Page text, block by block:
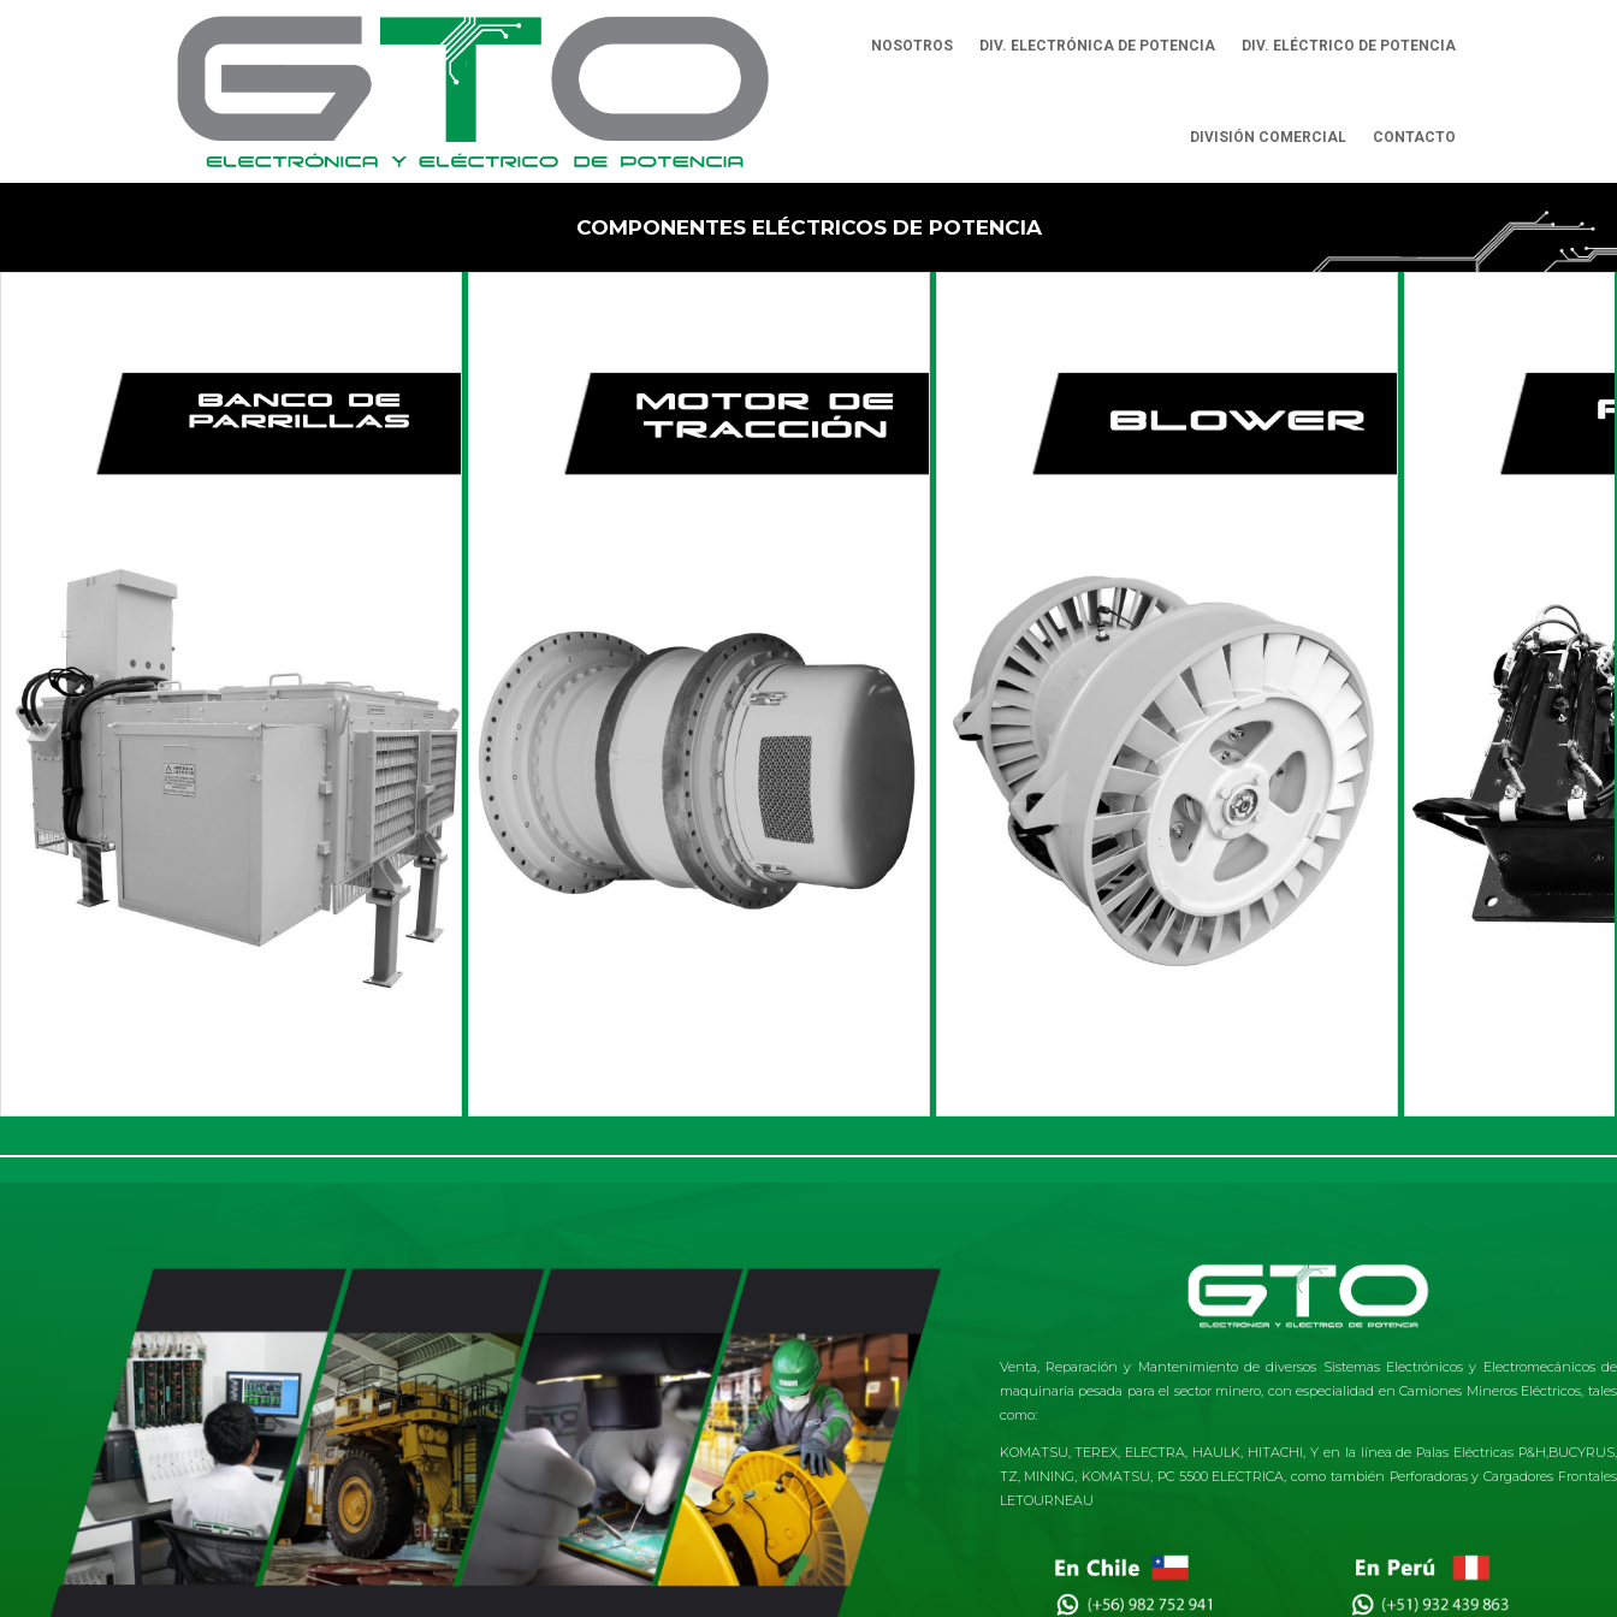
NOSOTROS DIV. ELECTRÓNICA DE POTENCIA DIV. ELÉCTRICO DE POTENCIA
DIVISIÓN COMERCIAL CONTACTO
COMPONENTES ELÉCTRICOS DE POTENCIA
Venta, Reparación y Mantenimiento de diversos Sistemas Electrónicos y Electromecánicos de
maquinaria pesada para el sector minero, con especialidad en Camiones Mineros Eléctricos, tales
como:
KOMATSU, TEREX, ELECTRA, HAULK, HITACHI, Y en la línea de Palas Eléctricas P&H,BUCYRUS,
TZ, MINING, KOMATSU, PC 5500 ELECTRICA, como también Perforadoras y Cargadores Frontales
LETOURNEAU